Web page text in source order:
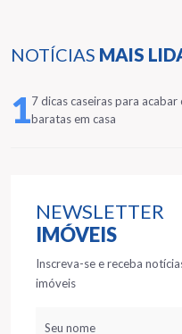
NOTÍCIAS MAIS
17 dicas caseiras para acabar
baratas em casa
NEWSLETTER
IMÓVEIS
Inscreva-se e receba
imóveis